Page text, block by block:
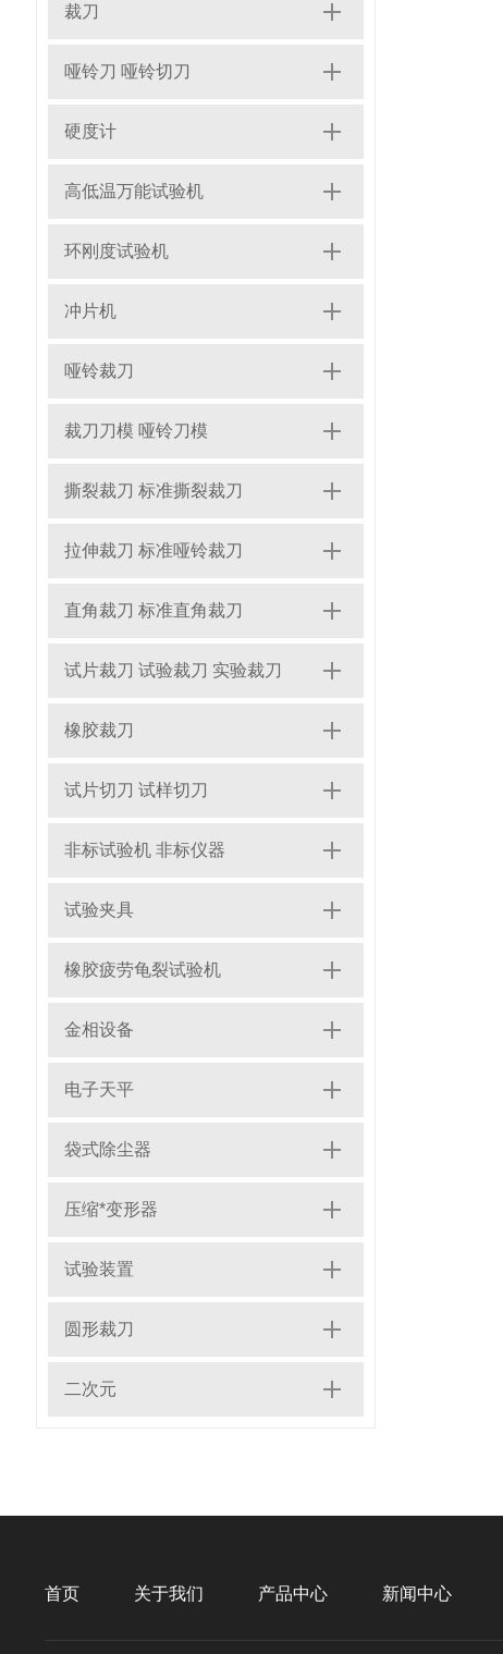
裁刀
哑铃刀 哑铃切刀
硬度计
高低温万能试验机
环刚度试验机
冲片机
哑铃裁刀
裁刀刀模 哑铃刀模
撕裂裁刀 标准撕裂裁刀
拉伸裁刀 标准哑铃裁刀
直角裁刀 标准直角裁刀
试片裁刀 试验裁刀 实验裁刀
橡胶裁刀
试片切刀 试样切刀
非标试验机 非标仪器
试验夹具
橡胶疲劳龟裂试验机
金相设备
电子天平
袋式除尘器
压缩*变形器
试验装置
圆形裁刀
二次元
首页 关于我们 产品中心 新闻中心